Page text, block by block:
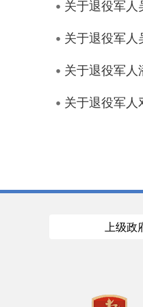
关于退役军人
关于退役军人
关于退役军人
关于退役军人
上级政